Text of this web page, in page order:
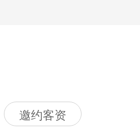
邀约客资